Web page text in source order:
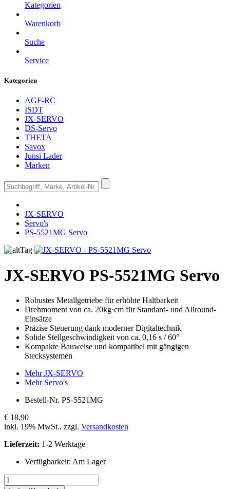
Kategorien
Warenkorb
Suche
Service
Kategorien
AGF-RC
ISDT
JX-SERVO
DS-Servo
THETA
Savox
Junsi Lader
Marken
JX-SERVO
Servo's
PS-5521MG Servo
JX-SERVO PS-5521MG Servo
Robustes Metallgetriebe für erhöhte Haltbarkeit
Drehmoment von ca. 20kg·cm für Standard- und Allround-
Einsätze
Präzise Steuerung dank moderner Digitaltechnik
Solide Stellgeschwindigkeit von ca. 0,16 s / 60°
Kompakte Bauweise und kompatibel mit gängigen
Stecksystemen
Mehr JX-SERVO
Mehr Servo's
Bestell-Nr. PS-5521MG
€ 18,90
inkl. 19% MwSt., zzgl. Versandkosten
Lieferzeit: 1-2 Werktage
Verfügbarkeit: Am Lager